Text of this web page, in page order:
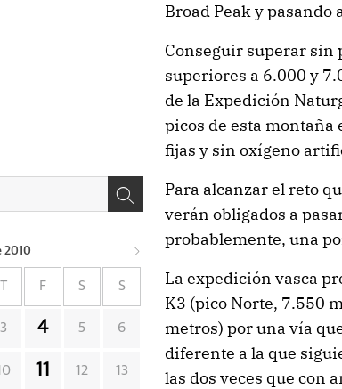
Broad Peak y pasando
Conseguir superar sin
superiores a 6.000 y
de la Expedición
picos de esta montaña
fijas y sin oxígeno
Para alcanzar el reto
verán obligados a
probablemente, una
La expedición vasca
K3 (pico Norte, 7.550
metros) por una vía
diferente a la que
las dos veces que con
2010
F S S
3 4 5 6
11 12 13